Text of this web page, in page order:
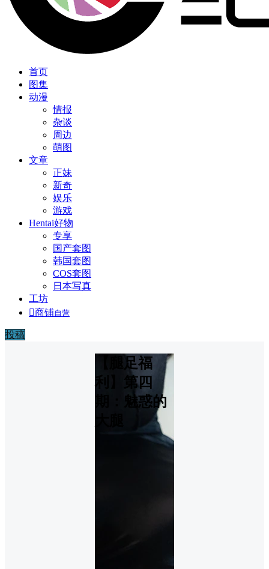
首页
图集
动漫
情报
杂谈
周边
萌图
文章
正妹
新奇
娱乐
游戏
Hentai好物
专享
国产套图
韩国套图
COS套图
日本写真
工坊
商铺自营
投稿
【腿足福
利】第四
期：魅惑的